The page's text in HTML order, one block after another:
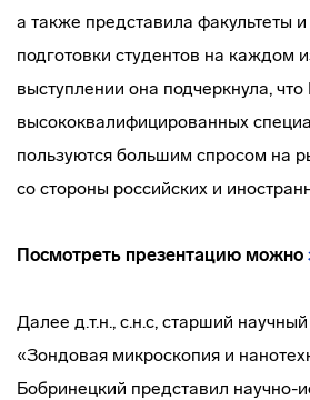
а также представила факультеты
подготовки студентов на каждом
выступлении она подчеркнула,
высококвалифицированных
пользуются большим спросом на
со стороны российских и
Посмотреть презентацию можно
Далее д.т.н., с.н.с, старший
«Зондовая микроскопия и
Бобринецкий представил научно-